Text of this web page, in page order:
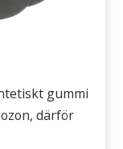
gummi
därför